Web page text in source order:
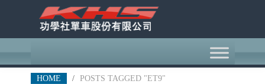
HOME / POSTS TAGGED "ET9"